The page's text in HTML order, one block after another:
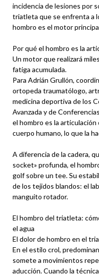
incidencia de lesiones por
triatleta que se enfrenta a
hombro es el motor
Por qué el hombro es la
Un motor que realizará
fatiga acumulada.
Para Adrián Grullón,
ortopeda traumatólogo,
medicina deportiva de los
Avanzada y de
el hombro es la
cuerpo humano, lo que la
A diferencia de la cadera,
socket» profunda, el
golf sobre un tee. Su
de los tejidos blandos: el
manguito rotador.
El hombro del triatleta:
el agua
El dolor de hombro en el
En el estilo crol,
somete a movimientos
aducción. Cuando la